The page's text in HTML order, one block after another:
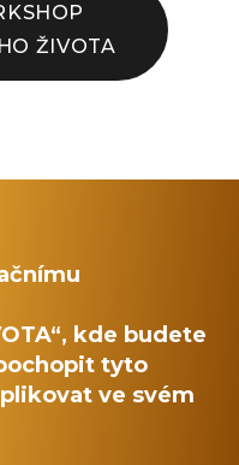
ŽIVOTA
, kde budete
tyto
ve svém